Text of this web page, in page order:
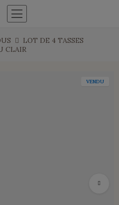
LOT DE 4 TASSES
CLAIR
VENDU